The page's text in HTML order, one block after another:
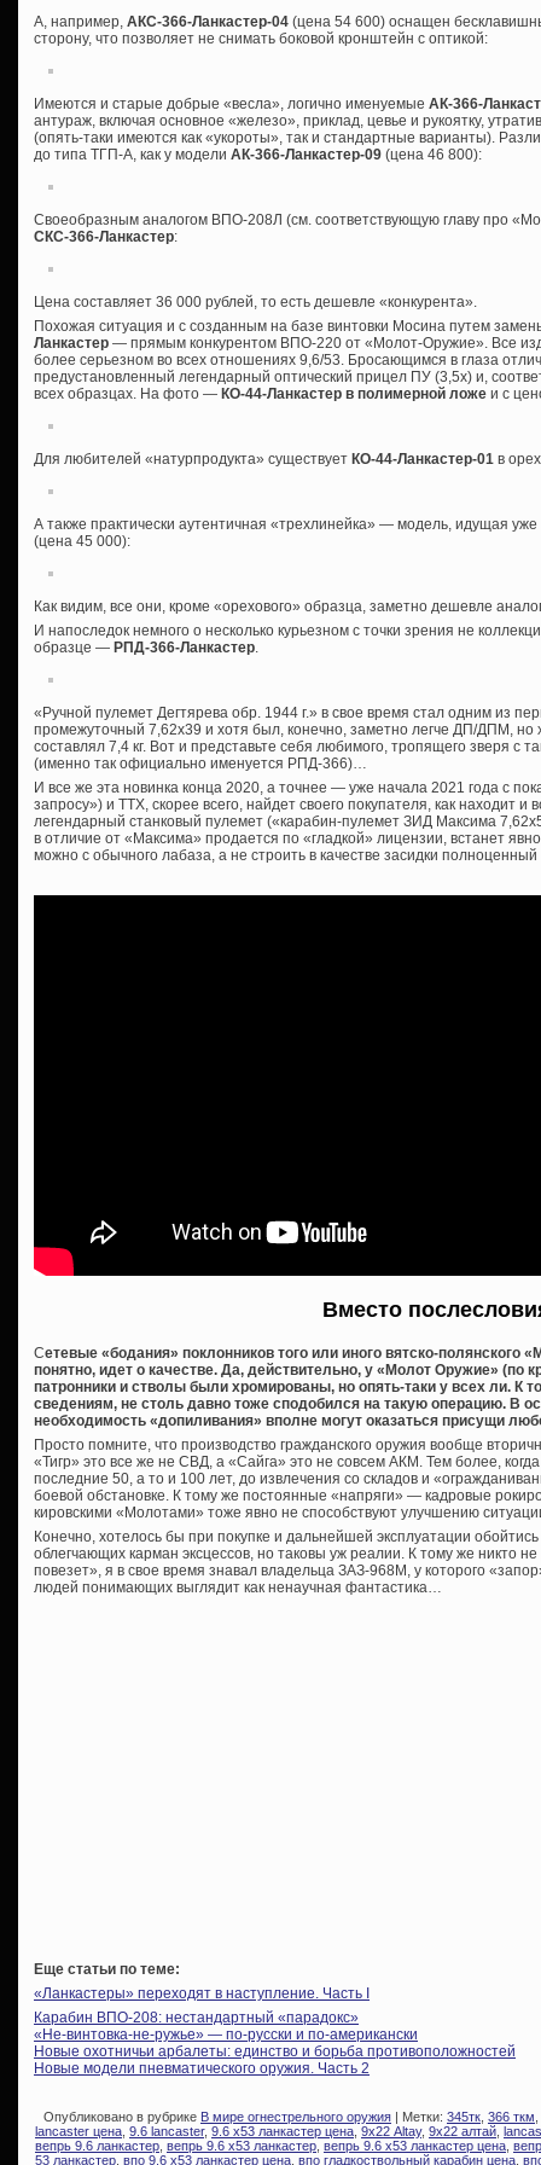
А, например, АКС-366-Ланкастер-04 (цена 54 600) оснащен
сторону, что позволяет не снимать боковой кронштейн с оптикой:
Имеются и старые добрые «весла», логично именуемые АК-366-
антураж, включая основное «железо», приклад, цевье и рукоятку,
(опять-таки имеются как «укороты», так и стандартные варианты).
до типа ТГП-А, как у модели АК-366-Ланкастер-09 (цена 46 800):
Своеобразным аналогом ВПО-208Л (см. соответствующую главу про
СКС-366-Ланкастер:
Цена составляет 36 000 рублей, то есть дешевле «конкурента».
Похожая ситуация и с созданным на базе винтовки Мосина путем
Ланкастер — прямым конкурентом ВПО-220 от «Молот-Оружие». Все
более серьезном во всех отношениях 9,6/53. Бросающимся в глаза
предустановленный легендарный оптический прицел ПУ (3,5х) и,
всех образцах. На фото — КО-44-Ланкастер в полимерной ложе и с
Для любителей «натурпродукта» существует КО-44-Ланкастер-01 в
А также практически аутентичная «трехлинейка» — модель, идущая
(цена 45 000):
Как видим, все они, кроме «орехового» образца, заметно дешевле
И напоследок немного о несколько курьезном с точки зрения не
образце — РПД-366-Ланкастер.
«Ручной пулемет Дегтярева обр. 1944 г.» в свое время стал одним из
промежуточный 7,62х39 и хотя был, конечно, заметно легче ДП/ДПМ, но
составлял 7,4 кг. Вот и представьте себя любимого, тропящего зверя с
(именно так официально именуется РПД-366)…
И все же эта новинка конца 2020, а точнее — уже начала 2021 года с
запросу») и ТТХ, скорее всего, найдет своего покупателя, как находит
легендарный станковый пулемет («карабин-пулемет ЗИД Максима
в отличие от «Максима» продается по «гладкой» лицензии, встанет
можно с обычного лабаза, а не строить в качестве засидки
Вместо
Сетевые «бодания» поклонников того или иного вятско-полянского
понятно, идет о качестве. Да, действительно, у «Молот Оружие» (по
патронники и стволы были хромированы, но опять-таки у всех ли. К
сведениям, не столь давно тоже сподобился на такую операцию. В
необходимость «допиливания» вполне могут оказаться присущи
Просто помните, что производство гражданского оружия вообще
«Тигр» это все же не СВД, а «Сайга» это не совсем АКМ. Тем более,
последние 50, а то и 100 лет, до извлечения со складов и
боевой обстановке. К тому же постоянные «напряги» — кадровые
кировскими «Молотами» тоже явно не способствуют улучшению
Конечно, хотелось бы при покупке и дальнейшей эксплуатации
облегчающих карман эксцессов, но таковы уж реалии. К тому же никто
повезет», я в свое время знавал владельца ЗАЗ-968М, у которого
людей понимающих выглядит как ненаучная фантастика…
Еще статьи по теме:
«Ланкастеры» переходят в наступление. Часть I
Карабин ВПО-208: нестандартный «парадокс»
«Не-винтовка-не-ружье» — по-русски и по-американски
Новые охотничьи арбалеты: единство и борьба противоположностей
Новые модели пневматического оружия. Часть 2
Опубликовано в рубрике В мире огнестрельного оружия | Метки: 345тк 366 ткм
lancaster цена 9.6 lancaster, 9.6 х53 ланкастер цена 9х22 Altay, 9х22 алтай
вепрь 9.6 ланкастер вепрь 9.6 х53 ланкастер вепрь 9.6 х53 ланкастер цена
53 ланкастер впо 9.6 х53 ланкастер цена впо гладкоствольный карабин цена